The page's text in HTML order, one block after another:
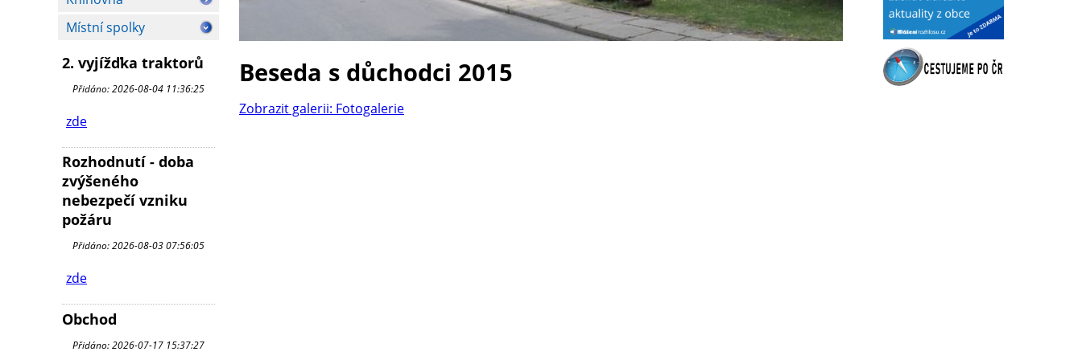
Místní spolky
2. vyjížďka traktorů
Přidáno: 2026-08-04 11:36:25
zde
Rozhodnutí - doba
zvýšeného
nebezpečí vzniku
požáru
Přidáno: 2026-08-03 07:56:05
zde
Obchod
Přidáno: 2026-07-17 15:37:27
Beseda s důchodci 2015
Zobrazit galerii: Fotogalerie